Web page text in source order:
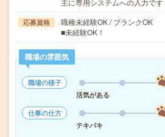
主に専用システムへの入力で
応募資格
職種未経験OK / ブランクOK
■未経験OK！
職場の雰囲気
職場の様子
活気がある
仕事の仕方
テキパキ